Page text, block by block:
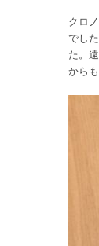
クロ
でし
た。
から